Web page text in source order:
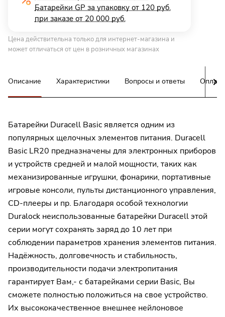
Батарейки GP за упаковку от 120 руб.
при заказе от 20 000 руб.
Цена действительна только для интернет-магазина и
может отличаться от цен в розничных магазинах
Описание Характеристики Вопросы и ответы Оплата
Батарейки Duracell Basic является одним из
популярных щелочных элементов питания. Duracell
Basic LR20 предназначены для электронных приборов
и устройств средней и малой мощности, таких как
механизированные игрушки, фонарики, портативные
игровые консоли, пульты дистанционного управления,
CD-плееры и пр. Благодаря особой технологии
Duralock неиспользованные батарейки Duracell этой
серии могут сохранять заряд до 10 лет при
соблюдении параметров хранения элементов питания.
Надёжность, долговечность и стабильность,
производительности подачи электропитания
гарантирует Вам,- с батарейками серии Basic, Вы
сможете полностью положиться на свое устройство.
Их высококачественное внешнее нейлоновое